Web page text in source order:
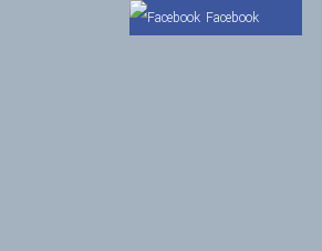
Facebook